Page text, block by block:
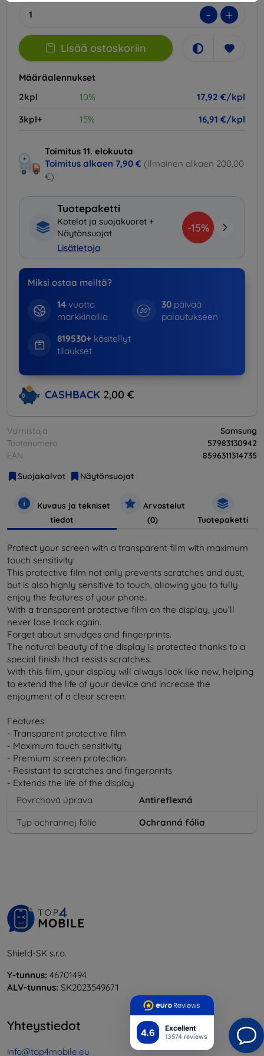
4.6 Excellent
13574 reviews
- +
Lisää ostoskoriin
Määräalennukset
2kpl
10%
17,92 €/kpl
3kpl+
15% 16,91 €/kpl
Toimitus 11. elokuuta
Toimitus alkaen 7,90 € (Ilmainen alkaen 200,00
€)
Tuotepaketti
Kotelot ja suojakuoret +
Näytönsuojat
Lisätietoja
-15%
Miksi ostaa meiltä?
14vuotta
markkinoilla
30 päivää
palautukseen
819530+käsitellyt
tilaukset
CASHBACK 2,00 €
Valmistaja
Samsung
Tuotenumero
57983130942
EAN
8596311314735
Suojakalvot
Näytönsuojat
Kuvaus ja tekniset
tiedot
Arvostelut
(0)
Tuotepaketti
Protect your screen with a transparent film with maximum
touch sensitivity!
This protective film not only prevents scratches and dust,
but is also highly sensitive to touch, allowing you to fully
enjoy the features of your phone.
With a transparent protective film on the display, you’ll
never lose track again.
Forget about smudges and fingerprints.
The natural beauty of the display is protected thanks to a
special finish that resists scratches.
With this film, your display will always look like new, helping
to extend the life of your device and increase the
enjoyment of a clear screen.
Features:
- Transparent protective film
- Maximum touch sensitivity
- Premium screen protection
- Resistant to scratches and fingerprints
- Extends the life of the display
Povrchová úprava
Antireflexná
Typ ochrannej fólie
Ochranná fólia
Shield-SK s.r.o.
Y-tunnus: 46701494
ALV-tunnus: SK2023549671
Yhteystiedot
info@top4mobile.eu